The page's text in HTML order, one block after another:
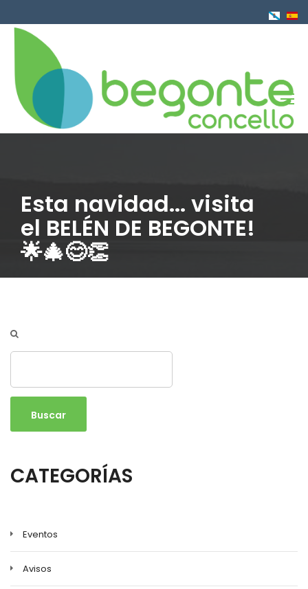
al
contenido
Esta navidad... visita
el BELÉN DE BEGONTE!
🌟🎄😊👏
CATEGORÍAS
Eventos
Avisos